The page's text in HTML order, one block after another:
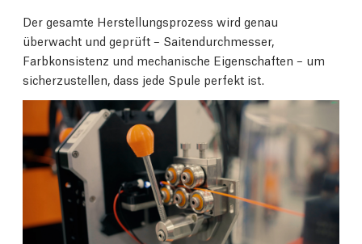
Der gesamte Herstellungsprozess wird genau
überwacht und geprüft – Saitendurchmesser,
Farbkonsistenz und mechanische Eigenschaften – um
sicherzustellen, dass jede Spule perfekt ist.